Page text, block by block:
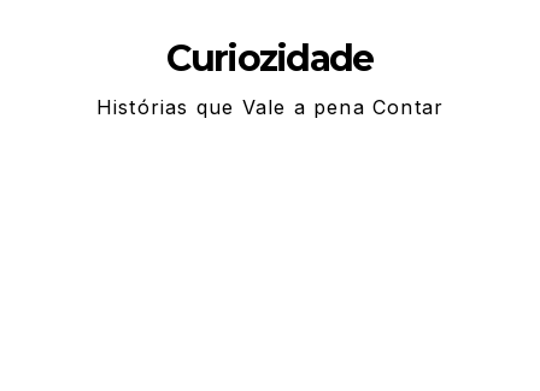
Curiozidade
Histórias que Vale a pena Contar